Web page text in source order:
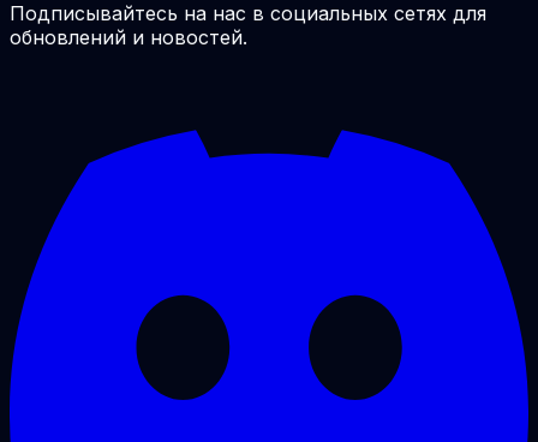
Подписывайтесь на нас в социальных сетях для
обновлений и новостей.